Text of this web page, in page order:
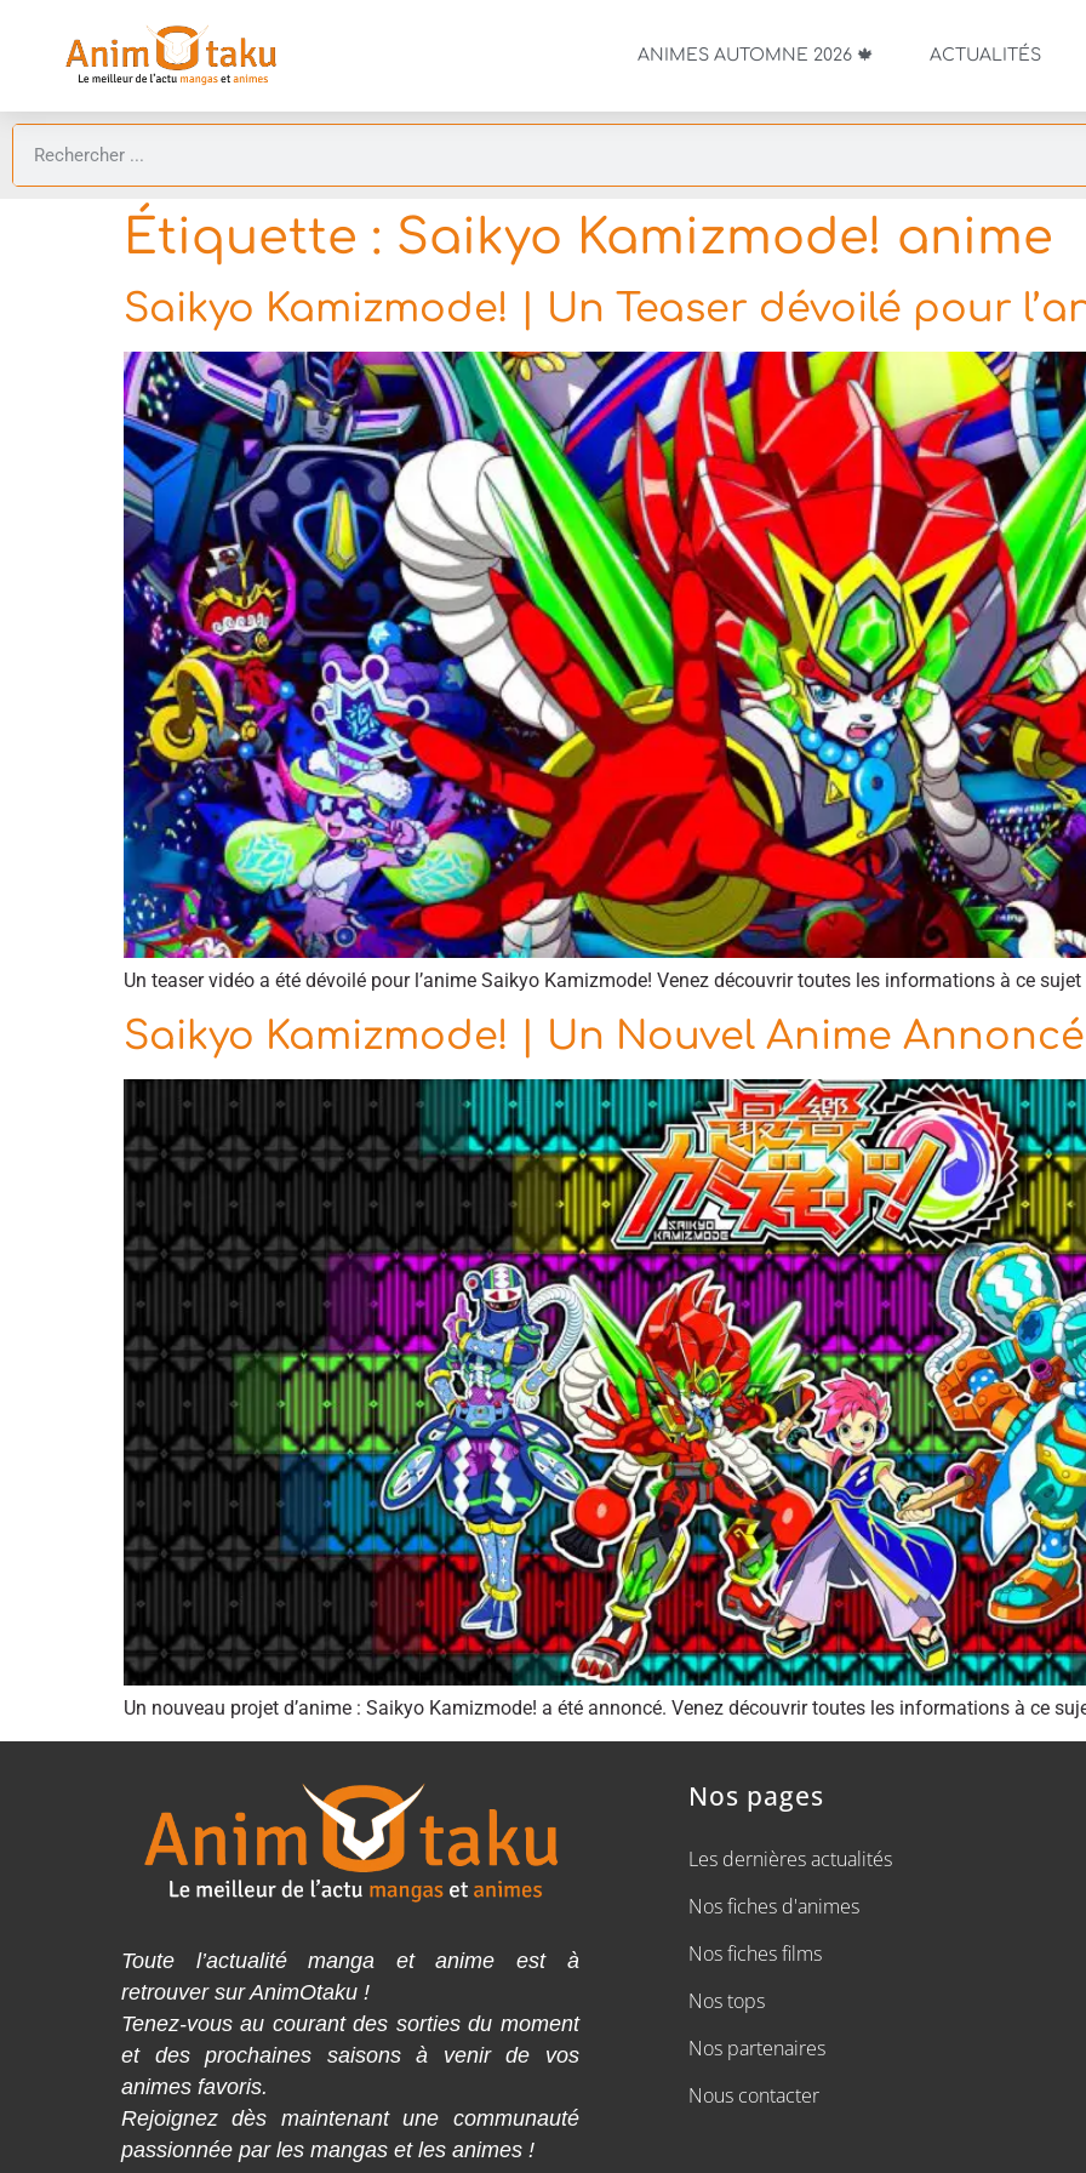
ANIMES AUTOMNE 2026 🍁 ACTUALITÉS
Étiquette : Saikyo Kamizmode! anime
Saikyo Kamizmode! | Un Teaser dévoilé pour
Un teaser vidéo a été dévoilé pour l’anime Saikyo Kamizmode! Venez découvrir toutes les informations à ce sujet
Saikyo Kamizmode! | Un Nouvel Anime Annoncé
Un nouveau projet d’anime : Saikyo Kamizmode! a été annoncé. Venez découvrir toutes les informations à ce
Toute l’actualité manga et anime est à
retrouver sur AnimOtaku !
Tenez-vous au courant des sorties du moment
et des prochaines saisons à venir de vos
animes favoris.
Rejoignez dès maintenant une communauté
passionnée par les mangas et les animes !
Nos pages
Les dernières actualités
Nos fiches d'animes
Nos fiches films
Nos tops
Nos partenaires
Nous contacter